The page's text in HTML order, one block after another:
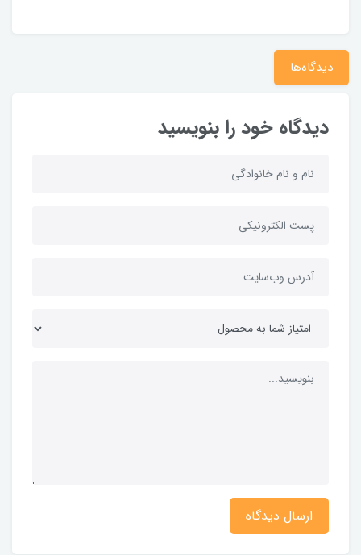
دیدگاه‌ها
دیدگاه خود را بنویسید
ارسال دیدگاه